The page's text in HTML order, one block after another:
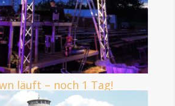
läuft – noch 1 Tag!